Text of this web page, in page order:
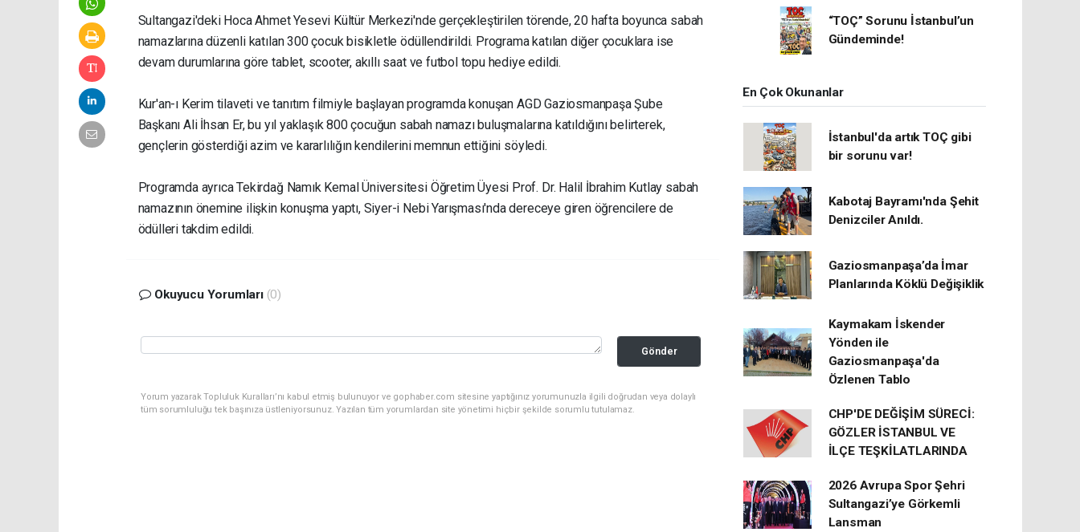
Sultangazi'deki Hoca Ahmet Yesevi Kültür Merkezi'nde gerçekleştirilen törende, 20 hafta boyunca sabah
namazlarına düzenli katılan 300 çocuk bisikletle ödüllendirildi. Programa katılan diğer çocuklara ise
devam durumlarına göre tablet, scooter, akıllı saat ve futbol topu hediye edildi.
Kur'an-ı Kerim tilaveti ve tanıtım filmiyle başlayan programda konuşan AGD Gaziosmanpaşa Şube
Başkanı Ali İhsan Er, bu yıl yaklaşık 800 çocuğun sabah namazı buluşmalarına katıldığını belirterek,
gençlerin gösterdiği azim ve kararlılığın kendilerini memnun ettiğini söyledi.
Programda ayrıca Tekirdağ Namık Kemal Üniversitesi Öğretim Üyesi Prof. Dr. Halil İbrahim Kutlay sabah
namazının önemine ilişkin konuşma yaptı, Siyer-i Nebi Yarışması'nda dereceye giren öğrencilere de
ödülleri takdim edildi.
Okuyucu Yorumları (0)
Gönder
Yorum yazarak Topluluk Kuralları’nı kabul etmiş bulunuyor ve gophaber.com sitesine yaptığınız yorumunuzla ilgili doğrudan veya dolaylı
tüm sorumluluğu tek başınıza üstleniyorsunuz. Yazılan tüm yorumlardan site yönetimi hiçbir şekilde sorumlu tutulamaz.
“TOÇ” Sorunu İstanbul’un
Gündeminde!
En Çok Okunanlar
İstanbul'da artık TOÇ gibi
bir sorunu var!
Kabotaj Bayramı'nda Şehit
Denizciler Anıldı.
Gaziosmanpaşa’da İmar
Planlarında Köklü Değişiklik
Kaymakam İskender
Yönden ile
Gaziosmanpaşa'da
Özlenen Tablo
CHP'DE DEĞİŞİM SÜRECİ:
GÖZLER İSTANBUL VE
İLÇE TEŞKİLATLARINDA
2026 Avrupa Spor Şehri
Sultangazi’ye Görkemli
Lansman